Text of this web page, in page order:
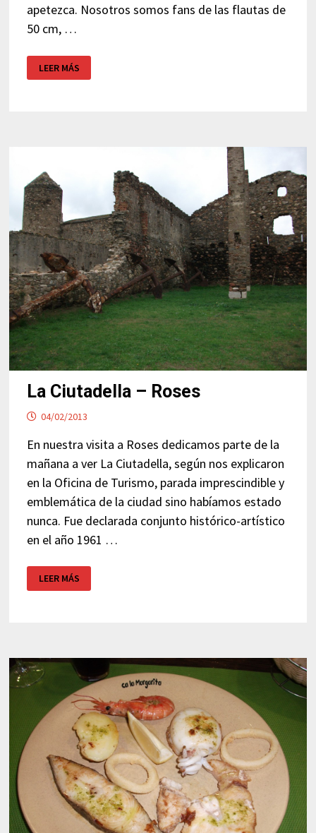
apetezca. Nosotros somos fans de las flautas de
50 cm, …
CROAKS
–
RESTAURANTE
LEER MÁS
La Ciutadella – Roses
04/02/2013
En nuestra visita a Roses dedicamos parte de la
mañana a ver La Ciutadella, según nos explicaron
en la Oficina de Turismo, parada imprescindible y
emblemática de la ciudad sino habíamos estado
nunca. Fue declarada conjunto histórico-artístico
en el año 1961 …
LA
CIUTADELLA
–
LEER MÁS